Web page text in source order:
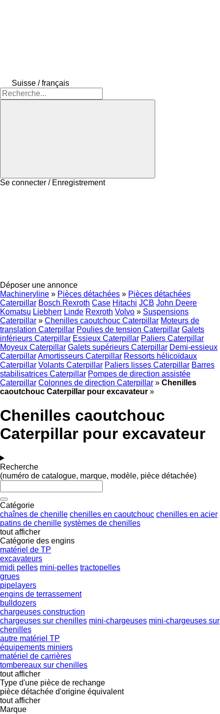
Suisse / français
Se connecter / Enregistrement
Déposer une annonce
Machineryline » Pièces détachées » Pièces détachées
Caterpillar Bosch Rexroth Case Hitachi JCB John Deere
Komatsu Liebherr Linde Rexroth Volvo » Suspensions
Caterpillar » Chenilles caoutchouc Caterpillar Moteurs de
translation Caterpillar Poulies de tension Caterpillar Galets
inférieurs Caterpillar Essieux Caterpillar Paliers Caterpillar
Moyeux Caterpillar Galets supérieurs Caterpillar Demi-essieux
CaterpillarAmortisseurs Caterpillar Ressorts hélicoïdaux
Caterpillar Volants Caterpillar Paliers lisses Caterpillar Barres
stabilisatrices Caterpillar Pompes de direction assistée
Caterpillar Colonnes de direction Caterpillar » Chenilles
caoutchouc Caterpillar pour excavateur »
Chenilles caoutchouc
Caterpillar pour excavateur
Recherche
(numéro de catalogue, marque, modèle, pièce détachée)
Catégorie
chaînes de chenille chenilles en caoutchouc chenilles en acier
patins de chenille systèmes de chenilles
tout afficher
Catégorie des engins
matériel de TP
excavateurs
midi pelles mini-pelles tractopelles
grues
pipelayers
engins de terrassement
bulldozers
chargeuses construction
chargeuses sur chenilles mini-chargeuses mini-chargeuses sur
chenilles
autre matériel TP
équipements miniers
matériel de carrières
tombereaux sur chenilles
tout afficher
Type d'une pièce de rechange
pièce détachée d'origine équivalent
tout afficher
Marque